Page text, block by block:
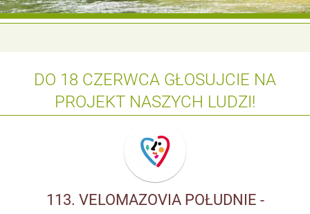
DO 18 CZERWCA GŁOSUJCIE NA
PROJEKT NASZYCH LUDZI!
113. VELOMAZOVIA POŁUDNIE -